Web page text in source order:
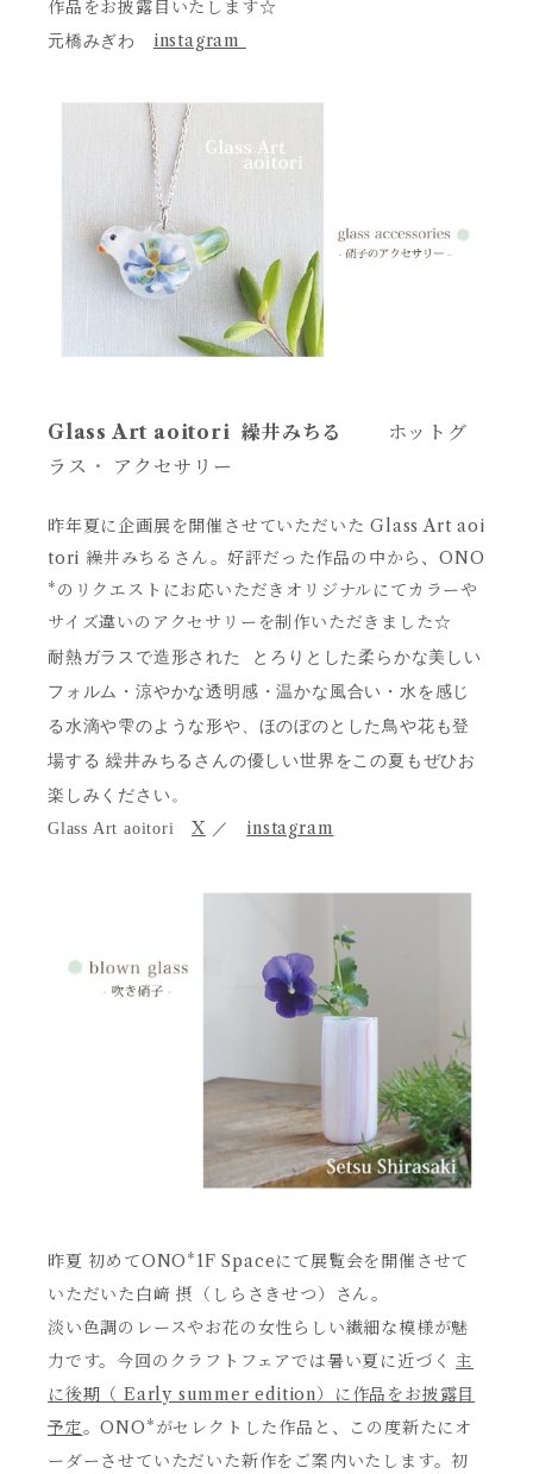
作品をお披露目いたします☆
元橋みぎわ instagram
Glass Art aoitori 繰井みちる
ホットグ
ラス ・ アクセサリー
昨年夏に企画展を開催させていただいた Glass Art aoi
tori 繰井みちるさん。好評だった作品の中から、ONO
*のリクエストにお応いただきオリジナルにてカラーや
サイズ違いのアクセサリーを制作いただきました☆
耐熱ガラスで造形された とろりとした柔らかな美しい
フォルム・涼やかな透明感・温かな風合い・水を感じ
る水滴や雫のような形や、ほのぼのとした鳥や花も登
場する 繰井みちるさんの優しい世界をこの夏もぜひお
楽しみください。
Glass Art aoitori X ／ instagram
昨夏 初めてONO*1F Spaceにて展覧会を開催させて
いただいた白﨑 摂（しらさきせつ）さん。
淡い色調のレースやお花の女性らしい繊細な模様が魅
力です。今回のクラフトフェアでは暑い夏に近づく主
に後期（ Early summer edition）に作品をお披露目
予定。ONO*がセレクトした作品と、この度新たにオ
ーダーさせていただいた新作をご案内いたします。初